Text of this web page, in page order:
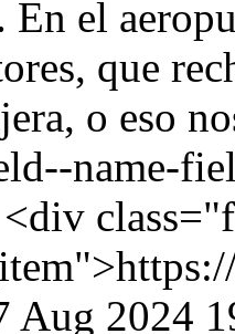
Aug 2024